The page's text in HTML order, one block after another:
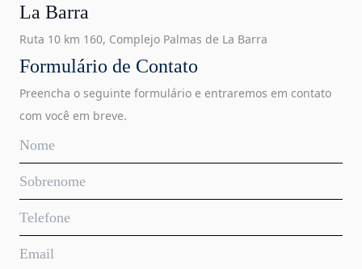
La Barra
Ruta 10 km 160, Complejo Palmas de La Barra
Formulário de Contato
Preencha o seguinte formulário e entraremos em contato
com você em breve.